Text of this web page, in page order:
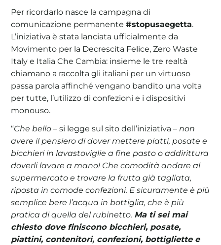
Per ricordarlo nasce la campagna di
comunicazione permanente#stopusaegetta.
L’iniziativa è stata lanciata ufficialmente da
Movimento per la Decrescita Felice, Zero Waste
Italy e Italia Che Cambia: insieme le tre realtà
chiamano a raccolta gli italiani per un virtuoso
passa parola affinché vengano bandito una volta
per tutte, l’utilizzo di confezioni e i dispositivi
monouso.
“Che bello – si legge sul sito dell’iniziativa –non
avere il pensiero di dover mettere piatti, posate e
bicchieri in lavastoviglie a fine pasto o addirittura
doverli lavare a mano! Che comodità andare al
supermercato e trovare la frutta già tagliata,
riposta in comode confezioni. E sicuramente è più
semplice bere l’acqua in bottiglia, che è più
pratica di quella del rubinetto. Ma ti sei mai
chiesto dove finiscono bicchieri, posate,
piattini, contenitori, confezioni, bottigliette e